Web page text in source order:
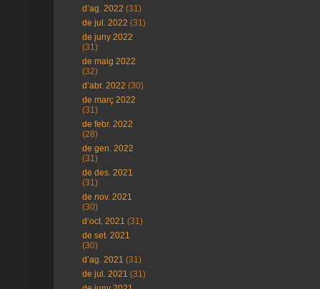
d’ag. 2022 (31)
de jul. 2022 (31)
de juny 2022
(31)
de maig 2022
(32)
d’abr. 2022 (30)
de març 2022
(31)
de febr. 2022
(28)
de gen. 2022
(31)
de des. 2021
(31)
de nov. 2021
(30)
d’oct. 2021 (31)
de set. 2021
(30)
d’ag. 2021 (31)
de jul. 2021 (31)